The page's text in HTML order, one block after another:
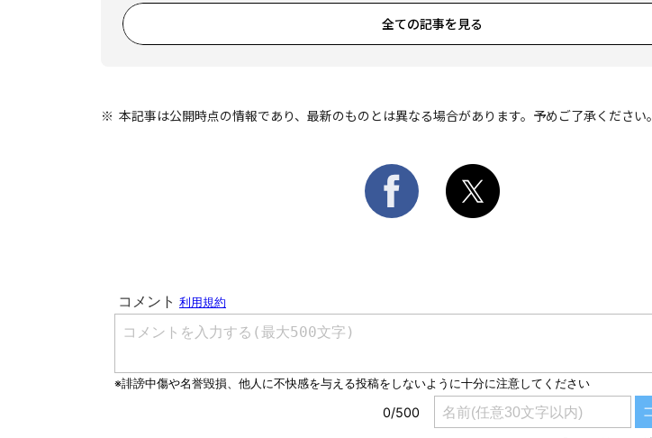
全ての記事を見る
本記事は公開時点の情報であり、最新のものとは異なる場合があります。予めご了承ください。